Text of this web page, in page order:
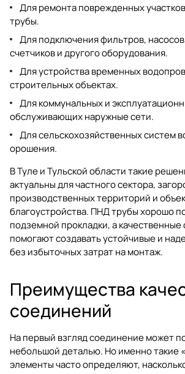
Для ремонта поврежденных
трубы.
Для подключения фильтров,
счетчиков и другого оборудования.
Для устройства временных
строительных объектах.
Для коммунальных и
обслуживающих наружные сети.
Для сельскохозяйственных систем
орошения.
В Туле и Тульской области такие
актуальны для частного сектора,
производственных территорий и
благоустройства. ПНД трубы хорошо
подземной прокладки, а
помогают создавать устойчивые и
без избыточных затрат на монтаж.
Преимущества
соединений
На первый взгляд соединение может
небольшой деталью. Но именно такие
элементы часто определяют,